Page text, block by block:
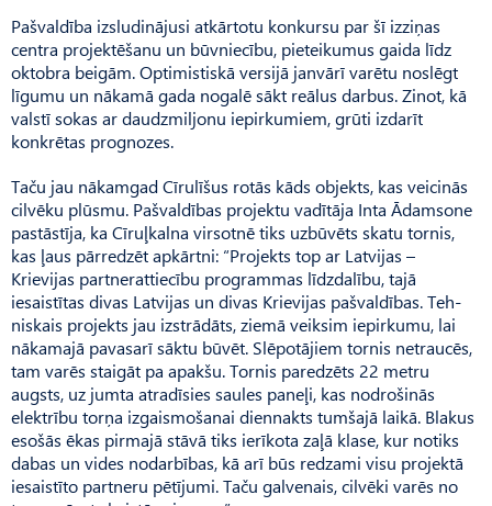
Pašvaldība izsludinājusi atkārtotu konkursu par šī izziņas
centra projektēšanu un būvniecību, pieteikumus gaida līdz
oktobra beigām. Optimistiskā versijā janvārī varētu noslēgt
līgumu un nākamā gada nogalē sākt reālus darbus. Zinot, kā
valstī sokas ar daudzmiljonu iepirkumiem, grūti izdarīt
konkrētas prognozes.
Taču jau nākamgad Cīrulīšus rotās kāds objekts, kas veicinās
cilvēku plūsmu. Pašvaldības projektu vadītāja Inta Ādamsone
pastāstīja, ka Cīruļkalna virsotnē tiks uzbūvēts skatu tornis,
kas ļaus pārredzēt apkārtni: “Projekts top ar Latvijas –
Krievijas partnerattiecību programmas līdzdalību, tajā
iesaistītas divas Latvijas un divas Krievijas pašvaldības. Teh­
niskais projekts jau izstrādāts, ziemā veiksim iepirkumu, lai
nākamajā pavasarī sāktu būvēt. Slēpotājiem tornis netraucēs,
tam varēs staigāt pa apakšu. Tornis paredzēts 22 metru
augsts, uz jumta atradīsies saules paneļi, kas nodrošinās
elektrību torņa izgaismošanai diennakts tumšajā laikā. Blakus
esošās ēkas pirmajā stāvā tiks ierīkota zaļā klase, kur notiks
dabas un vides nodarbības, kā arī būs redzami visu projektā
iesaistīto partneru pētījumi. Taču galvenais, cilvēki varēs no